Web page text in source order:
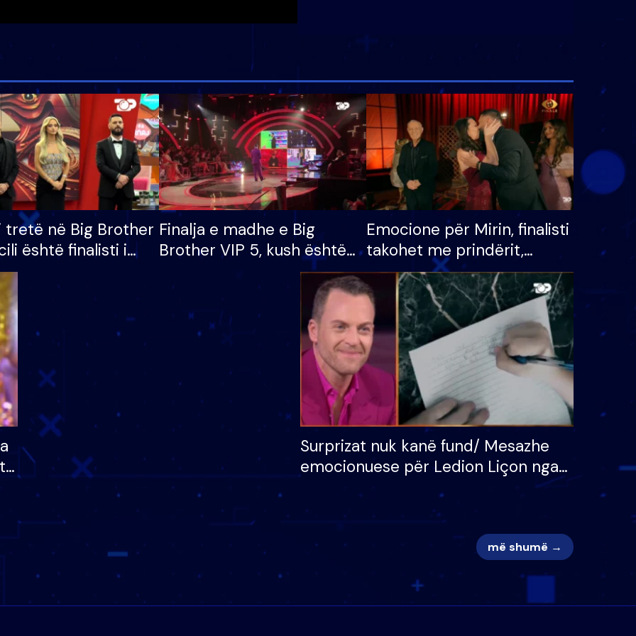
tretë në Big Brother
është finalisti i
lë shtëpinë
Finalja e madhe e Big
Brother VIP 5, kush është
banori i parë që lë shtëpinë
dhe humb mundësinë për
të fituar çmimin e madh
Emocione për Mirin, finalisti
takohet me prindërit,
vajzën dhe bashkëshorten:
S’kemi ndonjë letër divorci
apo jo?
Surprizat nuk kanë fund/ Mesazhe
emocionuese për Ledion Liçon nga
nëna dhe fëmijët e tij, moderatori
nuk i mban dot lotët: Nuk meritoj…
më shumë →